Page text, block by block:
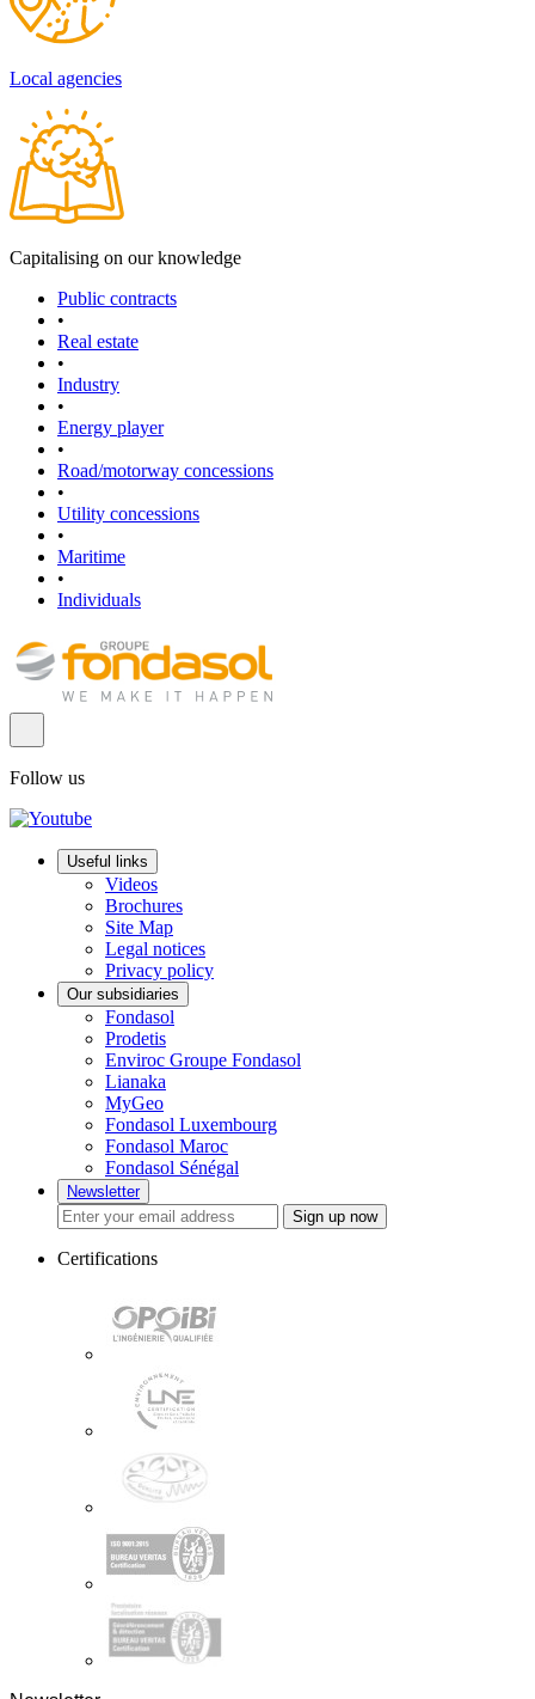
Local agencies
Capitalising on our knowledge
Public contracts
•
Real estate
•
Industry
•
Energy player
•
Road/motorway concessions
•
Utility concessions
•
Maritime
•
Individuals
Follow us
Useful links
Videos
Brochures
Site Map
Legal notices
Privacy policy
Our subsidiaries
Fondasol
Prodetis
Enviroc Groupe Fondasol
Lianaka
MyGeo
Fondasol Luxembourg
Fondasol Maroc
Fondasol Sénégal
Newsletter
Sign up now
Certifications